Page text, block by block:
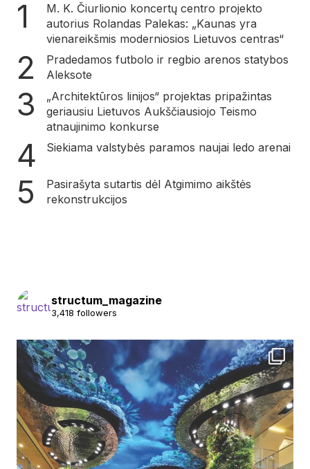
M. K. Čiurlionio koncertų centro projekto
autorius Rolandas Palekas: „Kaunas yra
vienareikšmis moderniosios Lietuvos centras“
Pradedamos futbolo ir regbio arenos statybos
Aleksote
„Architektūros linijos“ projektas pripažintas
geriausiu Lietuvos Aukščiausiojo Teismo
atnaujinimo konkurse
Siekiama valstybės paramos naujai ledo arenai
Pasirašyta sutartis dėl Atgimimo aikštės
rekonstrukcijos
structum_magazine
3,418 followers